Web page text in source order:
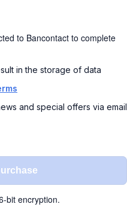
to Bancontact to complete
in the storage of data
and special offers via email
bit encryption.